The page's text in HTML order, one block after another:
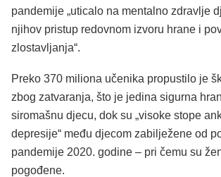
pandemije „uticalo na mentalno zdravlje
njihov pristup redovnom izvoru hrane i
zlostavljanja“.
Preko 370 miliona učenika propustilo je
zbog zatvaranja, što je jedina sigurna
siromašnu djecu, dok su „visoke stope
depresije“ među djecom zabilježene od
pandemije 2020. godine – pri čemu su
pogođene.